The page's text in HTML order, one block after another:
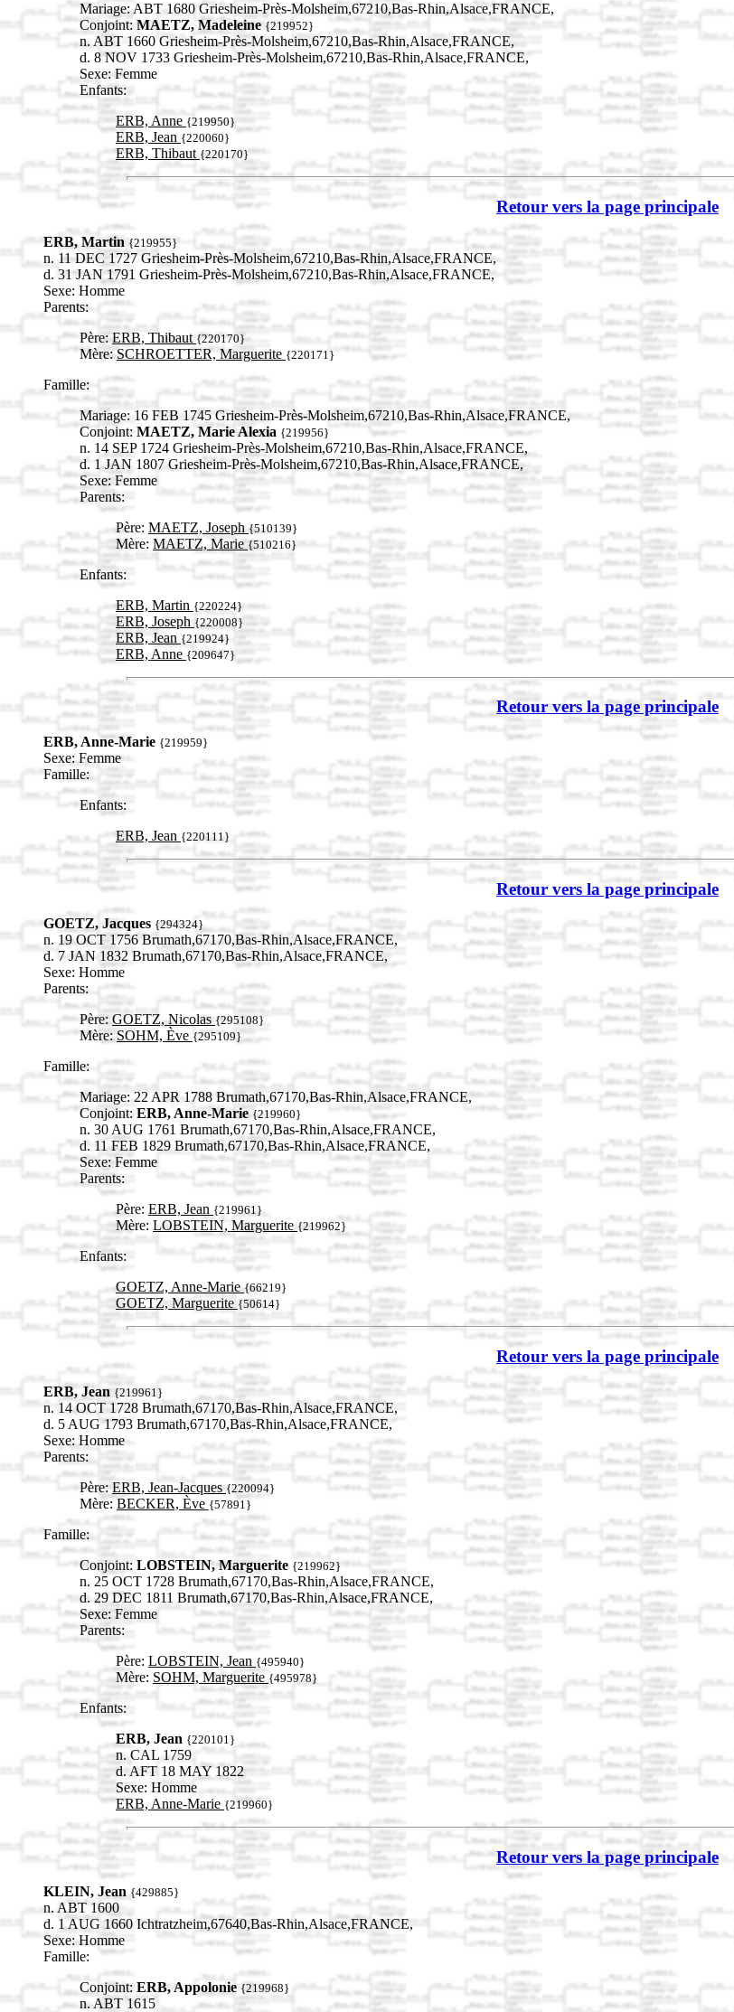
Mariage: ABT 1680 Griesheim-Près-Molsheim,67210,Bas-Rhin,Alsace,FRANCE,
Conjoint: MAETZ, Madeleine {219952}
n. ABT 1660 Griesheim-Près-Molsheim,67210,Bas-Rhin,Alsace,FRANCE,
d. 8 NOV 1733 Griesheim-Près-Molsheim,67210,Bas-Rhin,Alsace,FRANCE,
Sexe: Femme
Enfants:
ERB, Anne {219950}
ERB, Jean {220060}
ERB, Thibaut {220170}
Retour vers la page principale
ERB, Martin {219955}
n. 11 DEC 1727 Griesheim-Près-Molsheim,67210,Bas-Rhin,Alsace,FRANCE,
d. 31 JAN 1791 Griesheim-Près-Molsheim,67210,Bas-Rhin,Alsace,FRANCE,
Sexe: Homme
Parents:
Père:ERB, Thibaut {220170}
Mère:SCHROETTER, Marguerite {220171}
Famille:
Mariage: 16 FEB 1745 Griesheim-Près-Molsheim,67210,Bas-Rhin,Alsace,FRANCE,
Conjoint: MAETZ, Marie Alexia {219956}
n. 14 SEP 1724 Griesheim-Près-Molsheim,67210,Bas-Rhin,Alsace,FRANCE,
d. 1 JAN 1807 Griesheim-Près-Molsheim,67210,Bas-Rhin,Alsace,FRANCE,
Sexe: Femme
Parents:
Père: MAETZ, Joseph {510139}
Mère: MAETZ, Marie {510216}
Enfants:
ERB, Martin {220224}
ERB, Joseph {220008}
ERB, Jean {219924}
ERB, Anne {209647}
Retour vers la page principale
ERB, Anne-Marie {219959}
Sexe: Femme
Famille:
Enfants:
ERB, Jean {220111}
Retour vers la page principale
GOETZ, Jacques {294324}
n. 19 OCT 1756 Brumath,67170,Bas-Rhin,Alsace,FRANCE,
d. 7 JAN 1832 Brumath,67170,Bas-Rhin,Alsace,FRANCE,
Sexe: Homme
Parents:
Père:GOETZ, Nicolas {295108}
Mère:SOHM, Ève {295109}
Famille:
Mariage: 22 APR 1788 Brumath,67170,Bas-Rhin,Alsace,FRANCE,
Conjoint: ERB, Anne-Marie{219960}
n. 30 AUG 1761 Brumath,67170,Bas-Rhin,Alsace,FRANCE,
d. 11 FEB 1829 Brumath,67170,Bas-Rhin,Alsace,FRANCE,
Sexe: Femme
Parents:
Père: ERB, Jean {219961}
Mère: LOBSTEIN, Marguerite {219962}
Enfants:
GOETZ, Anne-Marie{66219}
GOETZ, Marguerite {50614}
Retour vers la page principale
ERB, Jean {219961}
n. 14 OCT 1728 Brumath,67170,Bas-Rhin,Alsace,FRANCE,
d. 5 AUG 1793 Brumath,67170,Bas-Rhin,Alsace,FRANCE,
Sexe: Homme
Parents:
Père:ERB, Jean-Jacques {220094}
Mère: BECKER, Ève {57891}
Famille:
Conjoint: LOBSTEIN, Marguerite {219962}
n. 25 OCT 1728 Brumath,67170,Bas-Rhin,Alsace,FRANCE,
d. 29 DEC 1811 Brumath,67170,Bas-Rhin,Alsace,FRANCE,
Sexe: Femme
Parents:
Père: LOBSTEIN, Jean {495940}
Mère: SOHM, Marguerite {495978}
Enfants:
ERB, Jean {220101}
n. CAL 1759
d. AFT 18 MAY 1822
Sexe: Homme
ERB, Anne-Marie {219960}
Retour vers la page principale
KLEIN, Jean {429885}
n. ABT 1600
d. 1 AUG 1660 Ichtratzheim,67640,Bas-Rhin,Alsace,FRANCE,
Sexe: Homme
Famille:
Conjoint: ERB, Appolonie {219968}
n. ABT 1615